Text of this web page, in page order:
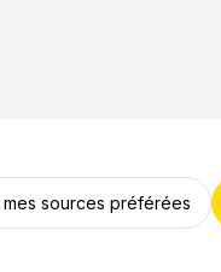
sources préférées